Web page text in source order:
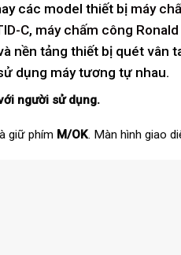
các model thiết bị máy
C, máy chấm công
nền tảng thiết bị quét vân
dụng máy tương tự nhau.
người sử dụng.
giữ phím M/OK. Màn hình giao